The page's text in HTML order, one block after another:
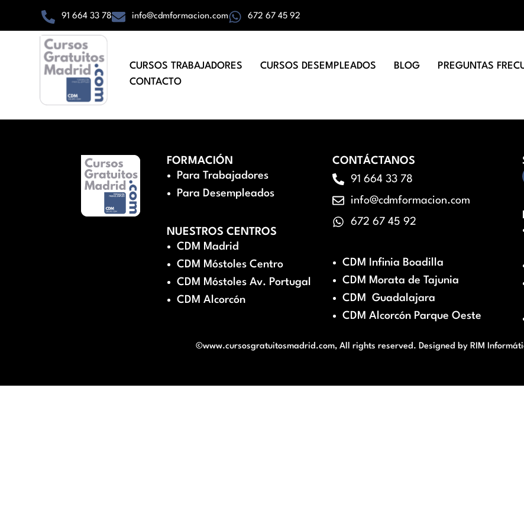
91 664 33 78 info@cdmformacion.com 672 67 45 92
CURSOS TRABAJADORES CURSOS DESEMPLEADOS BLOG
PREGUNTAS
CONTACTO
FORMACIÓN
Para Trabajadores
Para Desempleados
NUESTROS CENTROS
CDM Madrid
CDM Móstoles Centro
CDM Móstoles Av. Portugal
CDM Alcorcón
CONTÁCTANOS
91 664 33 78
info@cdmformacion.com
672 67 45 92
CDM Infinia Boadilla
CDM Morata de Tajunia
CDM Guadalajara
CDM Alcorcón Parque Oeste
©www.cursosgratuitosmadrid.com, All rights reserved. Designed by RIM